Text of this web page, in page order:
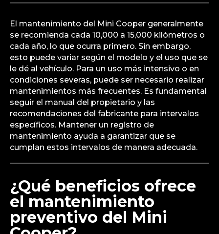
El mantenimiento del Mini Cooper generalmente
se recomienda cada 10,000 a 15,000 kilómetros o
cada año, lo que ocurra primero. Sin embargo,
esto puede variar según el modelo y el uso que se
le dé al vehículo. Para un uso más intensivo o en
condiciones severas, puede ser necesario realizar
mantenimientos más frecuentes. Es fundamental
seguir el manual del propietario y las
recomendaciones del fabricante para intervalos
específicos. Mantener un registro de
mantenimiento ayuda a garantizar que se
cumplan estos intervalos de manera adecuada.
¿Qué beneficios ofrece
el mantenimiento
preventivo del Mini